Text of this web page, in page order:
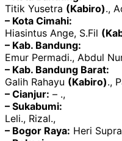
Titik Yusetra (Kabiro).,
– Kota Cimahi:
Hiasintus Ange, S.Fil
– Kab. Bandung:
Emur Permadi., Abdul
– Kab. Bandung Barat:
Galih Rahayu (Kabiro).,
– Cianjur: – .,
– Sukabumi:
Leli., Rizal.,
– Bogor Raya: Heri